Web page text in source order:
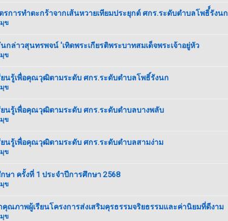
การทำตะกร้าจากเส้นหวายเทียมประยุกต์ ศกร.ระดับตำบลโพธิ์์รังนก
ข
กล่าวสุนทรพจน์ 'เทิดพระเกียรติพระบาทสมเด็จพระเจ้าอยู่หัว
ข
ยนรู้เพื่อคุณวุฒิตามระดับ ศกร.ระดับตำบลโพธิ์รังนก
ข
ยนรู้เพื่อคุณวุฒิตามระดับ ศกร.ระดับตำบลบางพลับ
ข
ยนรู้เพื่อคุณวุฒิตามระดับ ศกร.ระดับตำบลสามง่าม
ข
ษา ครั้งที่ 1 ประจำปีการศึกษา 2568
ข
ณภาพผู้เรียนโครงการส่งเสริมคุรธรรมจริยธรรมและค่านิยมที่ดีงาม
ข